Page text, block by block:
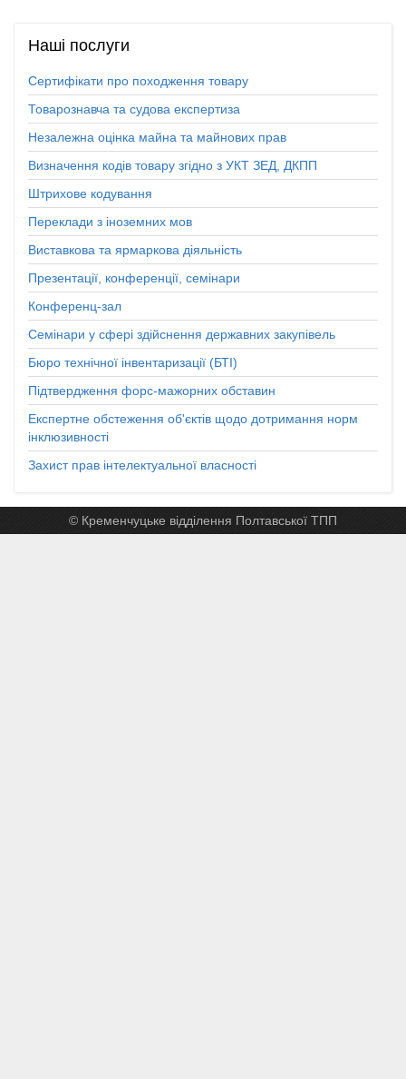
Наші послуги
Сертифікати про походження товару
Товарознавча та судова експертиза
Незалежна оцінка майна та майнових прав
Визначення кодів товару згідно з УКТ ЗЕД, ДКПП
Штрихове кодування
Переклади з іноземних мов
Виставкова та ярмаркова діяльність
Презентації, конференції, семінари
Конференц-зал
Семінари у сфері здійснення державних закупівель
Бюро технічної інвентаризації (БТІ)
Підтвердження форс-мажорних обставин
Експертне обстеження об'єктів щодо дотримання норм
інклюзивності
Захист прав інтелектуальної власності
© Кременчуцьке відділення Полтавської ТПП